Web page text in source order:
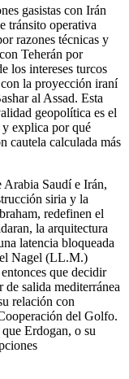
gasistas con Irán
tránsito operativa
razones técnicas y
Teherán por
los intereses turcos
la proyección iraní
al Assad. Esta
geopolítica es el
y explica por qué
cautela calculada más
Arabia Saudí e Irán,
siria y la
redefinen el
la arquitectura
latencia bloqueada
Nagel (LL.M.)
que decidir
de salida mediterránea
relación con
del Golfo.
Erdogan, o su